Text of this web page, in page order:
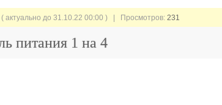
( актуально до 31.10.22 00:00 ) | Просмотров: 231
питания 1 на 4